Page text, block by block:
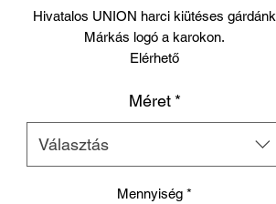
Hivatalos UNION harci kiütéses gárdánk
Márkás logó a karokon.
Elérhető
Közepes
Nagy
Méret *
Választás
Mennyiség *